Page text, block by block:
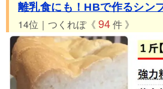
離乳食にも！HBで作るシン
14位｜つくれぽ《 94件 》